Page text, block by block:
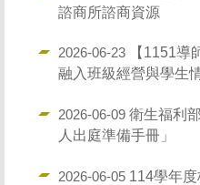
諮商所諮商資源
2026-06-23
【1151導
融入班級經營與學生
2026-06-09 衛生福利
人出庭準備手冊」
2026-06-05 114學年